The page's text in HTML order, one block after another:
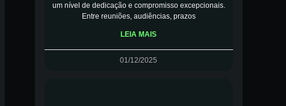
um nível de dedicação e compromisso excepcionais.
Entre reuniões, audiências, prazos
LEIA MAIS
01/12/2025